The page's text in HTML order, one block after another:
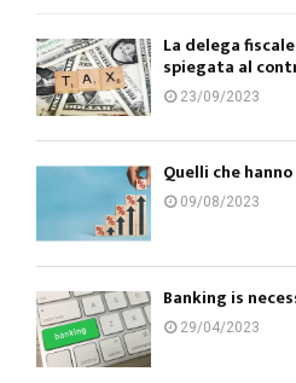
La delega
spiegata al
23/09/2023
Quelli che
09/08/2023
Banking is
29/04/2023